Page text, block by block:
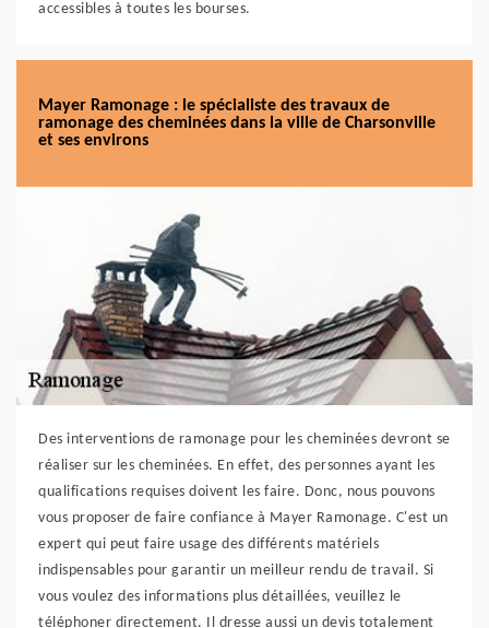
accessibles à toutes les bourses.
Mayer Ramonage : le spécialiste des travaux de
ramonage des cheminées dans la ville de Charsonville
et ses environs
Des interventions de ramonage pour les cheminées devront se
réaliser sur les cheminées. En effet, des personnes ayant les
qualifications requises doivent les faire. Donc, nous pouvons
vous proposer de faire confiance à Mayer Ramonage. C'est un
expert qui peut faire usage des différents matériels
indispensables pour garantir un meilleur rendu de travail. Si
vous voulez des informations plus détaillées, veuillez le
téléphoner directement. Il dresse aussi un devis totalement